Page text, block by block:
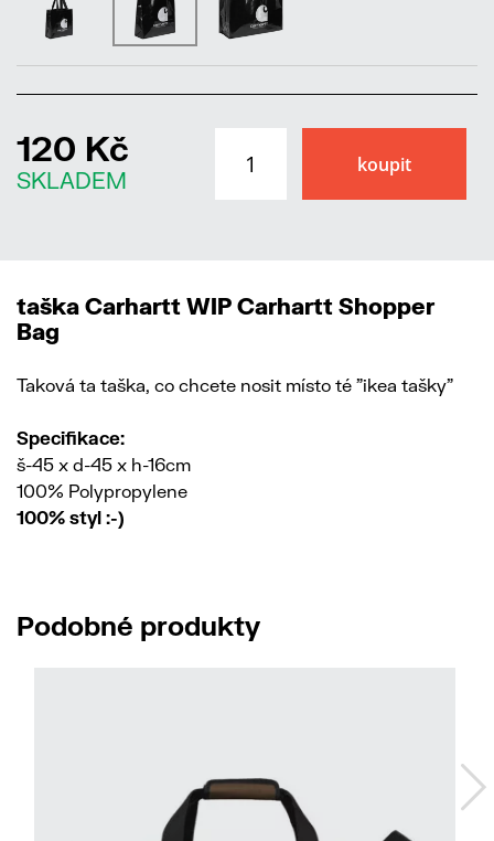
120 Kč
SKLADEM
taška Carhartt WIP Carhartt Shopper
Bag
Taková ta taška, co chcete nosit místo té "ikea tašky"
Specifikace:
š-45 x d-45 x h-16cm
100% Polypropylene
100% styl :-)
Podobné produkty